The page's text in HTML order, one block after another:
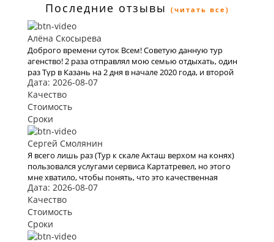
Последние отзывы (читать все)
Алёна Скосырева
Доброго времени суток Всем! Советую данную тур
агенство! 2 раза отправлял мою семью отдыхать, один
раз Тур в Казань на 2 дня в начале 2020 года, и второй
раз решили полететь на моря а именно в Турцию, все
понравилось, буду рекомендовать.
Дата: 2026-08-07
Качество
Стоимость
Сроки
Сергей Смолянин
Я всего лишь раз (Тур к скале Акташ верхом на конях)
пользовался услугами сервиса Картатревел, но этого
мне хватило, чтобы понять, что это качественная
платформа для бронирования туров. Хочу отметить
невысокие цены, удобный сайт и простоту оформления
заявки на тур
Дата: 2026-08-07
Качество
Стоимость
Сроки